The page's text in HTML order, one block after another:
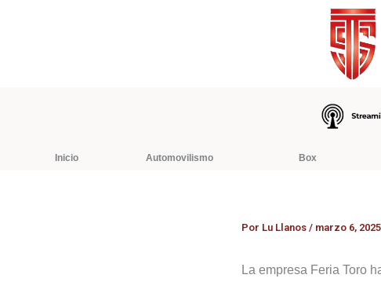
Inicio Automovilismo Box
Por Lu Llanos / marzo 6, 2025
La empresa Feria Toro